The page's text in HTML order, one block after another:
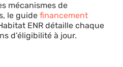
mécanismes de
le guide financement
ENR détaille chaque
d’éligibilité à jour.